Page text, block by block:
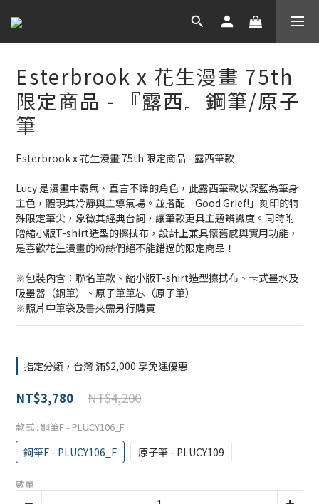
Esterbrook x 花生漫畫 75th
限定商品 - 『露西』鋼筆/原子
筆
Esterbrook x 花生漫畫 75th 限定商品 - 露西筆款
Lucy 是漫畫中霸氣、直言不諱的角色，此露西筆款以深藍為筆身
主色，體現其冷靜與主導氣場。並搭配「Good Grief!」刻印的特
殊限定筆尖，象徵其經典台詞，讓筆款更具主題辨識度。同時附
贈縮小版T-shirt造型的擦拭布，設計上兼具懷舊感與實用功能，
是喜歡花生漫畫的粉絲們絕不能錯過的限定商品！
※包裝內含：聯名筆款、縮小版T-shirt造型擦拭布、卡式墨水及
吸墨器（鋼筆）、原子筆筆芯（原子筆）
※照片中筆袋及書夾需另行購買
指定分類，台灣 滿$2,000 享免運優惠
NT$4,200
NT$3,780
款式 : 鋼筆F - PLUCY106_F
鋼筆F - PLUCY106_F 原子筆 - PLUCY109
數量